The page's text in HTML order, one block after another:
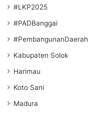
#LKP2025
#PADBanggai
#PembangunanDaerah
Kabupaten Solok
Harimau
Koto Sani
Madura